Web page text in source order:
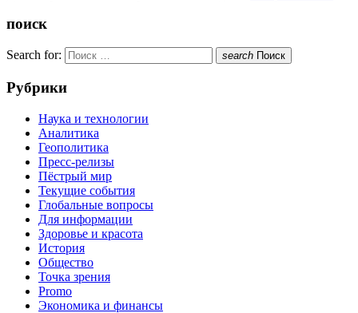
поиск
Search for: search Поиск
Рубрики
Наука и технологии
Аналитика
Геополитика
Пресс-релизы
Пёстрый мир
Текущие события
Глобальные вопросы
Для информации
Здоровье и красота
История
Общество
Точка зрения
Promo
Экономика и финансы